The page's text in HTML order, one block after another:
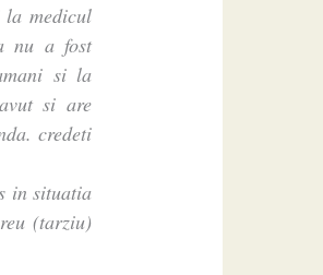
la medicul
nu a fost
si la
si are
credeti
in situatia
(tarziu)